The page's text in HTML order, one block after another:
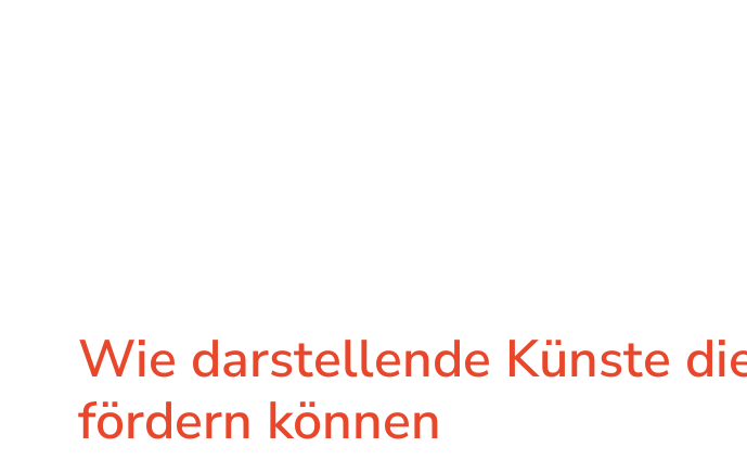
Wie darstellende Künste
fördern können